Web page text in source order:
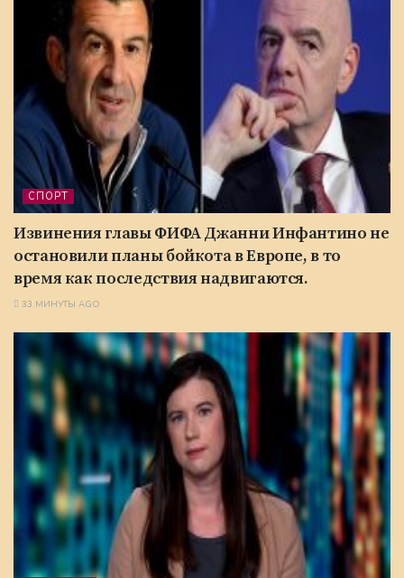
СПОРТ
Извинения главы ФИФА Джанни Инфантино не
остановили планы бойкота в Европе, в то
время как последствия надвигаются.
33 МИНУТЫ AGO